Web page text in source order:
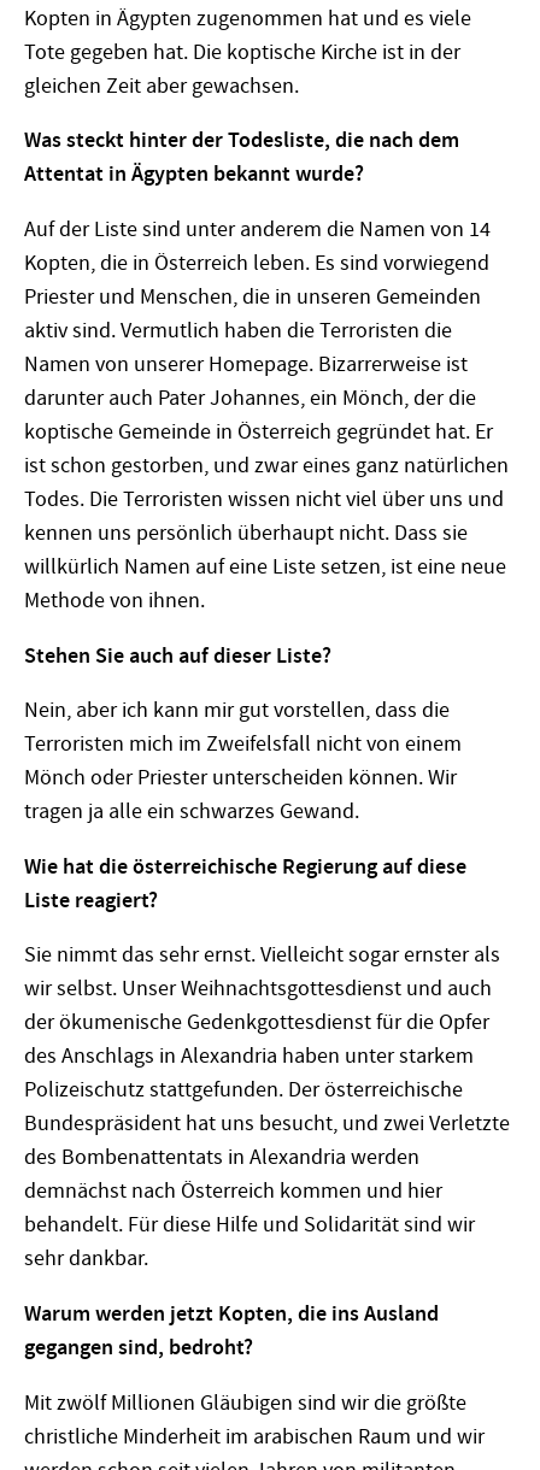
Kopten in Ägypten zugenommen hat und es viele
Tote gegeben hat. Die koptische Kirche ist in der
gleichen Zeit aber gewachsen.
Was steckt hinter der Todesliste, die nach dem
Attentat in Ägypten bekannt wurde?
Auf der Liste sind unter anderem die Namen von 14
Kopten, die in Österreich leben. Es sind vorwiegend
Priester und Menschen, die in unseren Gemeinden
aktiv sind. Vermutlich haben die Terroristen die
Namen von unserer Homepage. Bizarrerweise ist
darunter auch Pater Johannes, ein Mönch, der die
koptische Gemeinde in Österreich gegründet hat. Er
ist schon gestorben, und zwar eines ganz natürlichen
Todes. Die Terroristen wissen nicht viel über uns und
kennen uns persönlich überhaupt nicht. Dass sie
willkürlich Namen auf eine Liste setzen, ist eine neue
Methode von ihnen.
Stehen Sie auch auf dieser Liste?
Nein, aber ich kann mir gut vorstellen, dass die
Terroristen mich im Zweifelsfall nicht von einem
Mönch oder Priester unterscheiden können. Wir
tragen ja alle ein schwarzes Gewand.
Wie hat die österreichische Regierung auf diese
Liste reagiert?
Sie nimmt das sehr ernst. Vielleicht sogar ernster als
wir selbst. Unser Weihnachtsgottesdienst und auch
der ökumenische Gedenkgottesdienst für die Opfer
des Anschlags in Alexandria haben unter starkem
Polizeischutz stattgefunden. Der österreichische
Bundespräsident hat uns besucht, und zwei Verletzte
des Bombenattentats in Alexandria werden
demnächst nach Österreich kommen und hier
behandelt. Für diese Hilfe und Solidarität sind wir
sehr dankbar.
Warum werden jetzt Kopten, die ins Ausland
gegangen sind, bedroht?
Mit zwölf Millionen Gläubigen sind wir die größte
christliche Minderheit im arabischen Raum und wir